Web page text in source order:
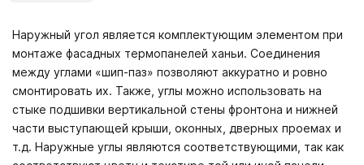
Наружный угол является комплектующим элементом при
монтаже фасадных термопанелей ханьи. Соединения
между углами «шип-паз» позволяют аккуратно и ровно
смонтировать их. Также, углы можно использовать на
стыке подшивки вертикальной стены фронтона и нижней
части выступающей крыши, оконных, дверных проемах и
т.д. Наружные углы являются соответствующими, так как